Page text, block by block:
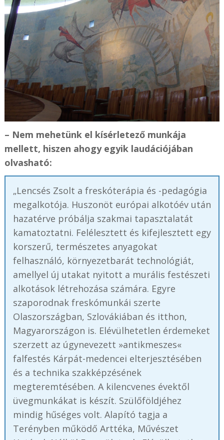
– Nem mehetünk el kísérletező munkája
mellett, hiszen ahogy egyik laudációjában
olvasható:
„Lencsés Zsolt a freskóterápia és -pedagógia
megalkotója. Huszonöt európai alkotóév után
hazatérve próbálja szakmai tapasztalatát
kamatoztatni. Felélesztett és kifejlesztett egy
korszerű, természetes anyagokat
felhasználó, környezetbarát technológiát,
amellyel új utakat nyitott a murális festészeti
alkotások létrehozása számára. Egyre
szaporodnak freskómunkái szerte
Olaszországban, Szlovákiában és itthon,
Magyarországon is. Elévülhetetlen érdemeket
szerzett az úgynevezett »antikmeszes«
falfestés Kárpát-medencei elterjesztésében
és a technika szakképzésének
megteremtésében. A kilencvenes évektől
üvegmunkákat is készít. Szülőföldjéhez
mindig hűséges volt. Alapító tagja a
Terényben működő Arttéka, Művészet